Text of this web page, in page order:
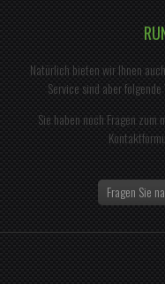
Natürlich bieten wir Ihnen
Service sind aber
Sie haben noch Fragen
Fragen Sie